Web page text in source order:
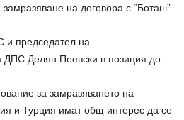
на договора с “Боташ”
и председател на
ДПС Делян Пеевски в позиция до
за замразяването на
и Турция имат общ интерес да се